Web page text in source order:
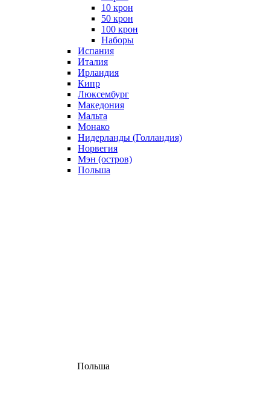
10 крон
50 крон
100 крон
Наборы
Испания
Италия
Ирландия
Кипр
Люксембург
Македония
Мальта
Монако
Нидерланды (Голландия)
Норвегия
Мэн (остров)
Польша
Польша